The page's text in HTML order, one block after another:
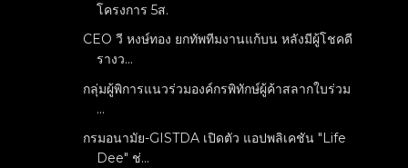
โครงการ 5ส.
CEO วี หงษ์ทอง ยกทัพทีมงานแก้บน หลังมีผู้โชคดี
รางว...
กลุ่มผู้พิการแนวร่วมองค์กรพิทักษ์ผู้ค้าสลากใบร่วม
...
กรมอนามัย-GISTDA เปิดตัว แอปพลิเคชัน "Life
Dee" ช่...